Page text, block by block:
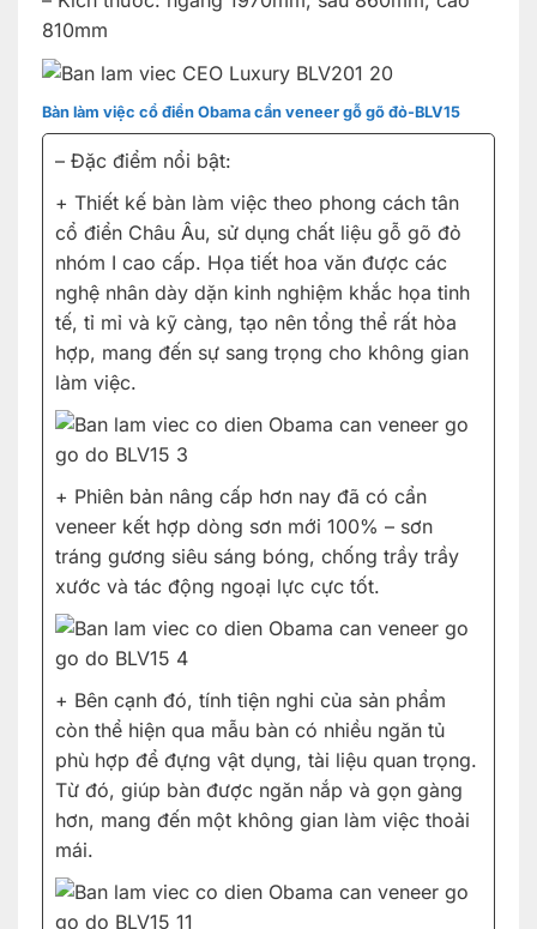
810mm
Bàn làm việc cổ điển Obama cẩn veneer gỗ gõ đỏ-BLV15
– Đặc điểm nổi bật:
+ Thiết kế bàn làm việc theo phong cách tân
cổ điển Châu Âu, sử dụng chất liệu gỗ gõ đỏ
nhóm I cao cấp. Họa tiết hoa văn được các
nghệ nhân dày dặn kinh nghiệm khắc họa tinh
tế, tỉ mỉ và kỹ càng, tạo nên tổng thể rất hòa
hợp, mang đến sự sang trọng cho không gian
làm việc.
+ Phiên bản nâng cấp hơn nay đã có cẩn
veneer kết hợp dòng sơn mới 100% – sơn
tráng gương siêu sáng bóng, chống trầy trầy
xước và tác động ngoại lực cực tốt.
+ Bên cạnh đó, tính tiện nghi của sản phẩm
còn thể hiện qua mẫu bàn có nhiều ngăn tủ
phù hợp để đựng vật dụng, tài liệu quan trọng.
Từ đó, giúp bàn được ngăn nắp và gọn gàng
hơn, mang đến một không gian làm việc thoải
mái.